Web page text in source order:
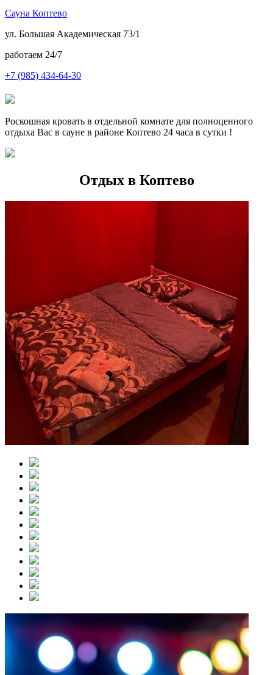
Сауна Коптево
ул. Большая Академическая 73/1
работаем 24/7
+7 (985) 434-64-30
Роскошная кровать в отдельной комнате для полноценного
отдыха Вас в сауне в районе Коптево 24 часа в сутки !
Отдых в Коптево